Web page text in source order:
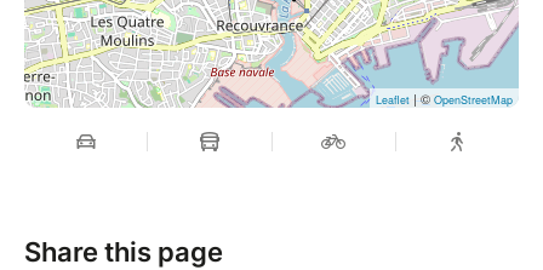
Leaflet | © OpenStreetMap
Share this page